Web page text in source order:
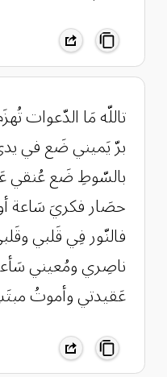
تاللّه مَا الدّعوات
برّ يَميني ضَع في
بالسّوطِ ضَع عُنقي
حصَار فكريَ سَاعة
فالنّور فِي قَلبي
ناصِري ومُعيني
عَقيدتي وأموتُ